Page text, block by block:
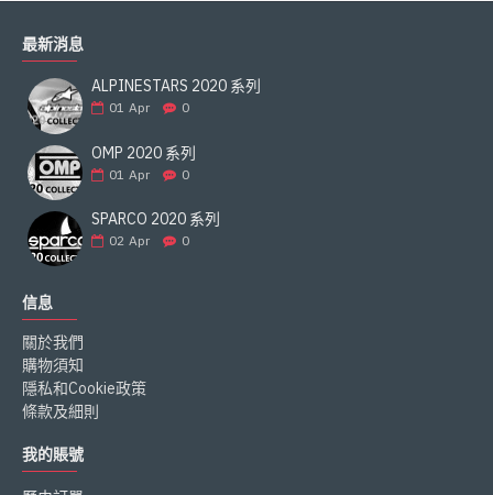
最新消息
ALPINESTARS 2020 系列
01 Apr 0
OMP 2020 系列
01 Apr 0
SPARCO 2020 系列
02 Apr 0
信息
關於我們
購物須知
隱私和Cookie政策
條款及細則
我的賬號